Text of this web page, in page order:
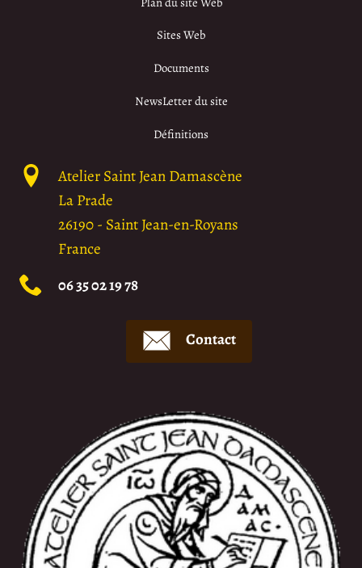
Sites Web
Documents
NewsLetter du site
Définitions
Atelier Saint Jean Damascène
La Prade
26190- Saint Jean-en-Royans
France
06 35 02 19 78
Contact